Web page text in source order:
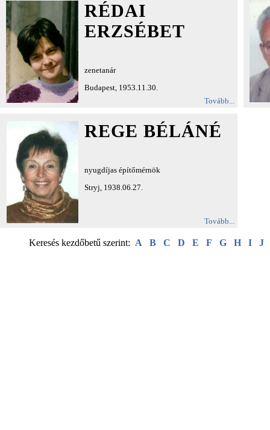
RÉDAI
ERZSÉBET
zenetanár
Budapest, 1953.11.30.
Tovább...
REGE BÉLÁNÉ
nyugdíjas építőmérnök
Stryj, 1938.06.27.
Tovább...
Keresés kezdőbetű szerint: A B C D E F G H I J